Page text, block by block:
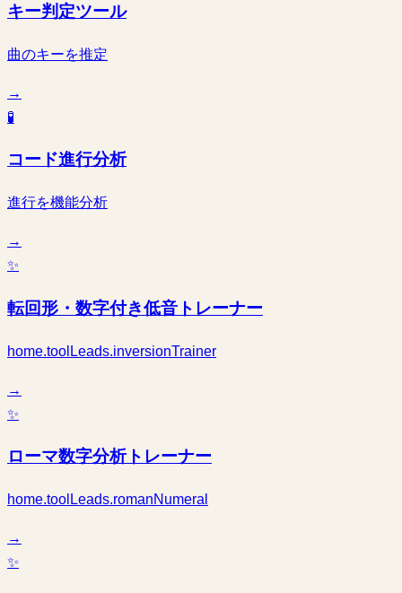
キー判定ツール
曲のキーを推定
→
🧪
コード進行分析
進行を機能分析
→
✨
転回形・数字付き低音トレーナー
home.toolLeads.inversionTrainer
→
✨
ローマ数字分析トレーナー
home.toolLeads.romanNumeral
→
✨